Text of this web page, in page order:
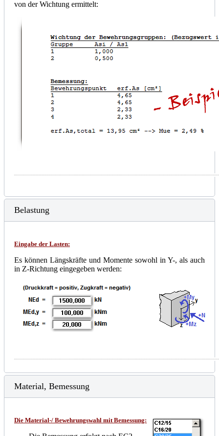
von der Wichtung ermittelt:
Belastung
Eingabe der Lasten:
Es können Längskräfte und Momente sowohl in Y-, als auch
in Z-Richtung eingegeben werden:
Material, Bemessung
Die Material-/ Bewehrungswahl mit Bemessung: